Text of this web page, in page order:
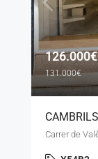
126.000€
131.000€